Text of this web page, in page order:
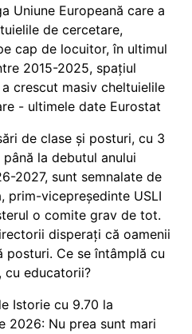
Uniune Europeană care a
de cercetare,
cap de locuitor, în ultimul
2015-2025, spațiul
crescut masiv cheltuielile
- ultimele date Eurostat
de clase și posturi, cu 3
până la debutul anului
2027, sunt semnalate de
prim-vicepreședinte USLI
o comite grav de tot.
disperați că oamenii
posturi. Ce se întâmplă cu
cu educatorii?
Istorie cu 9.70 la
2026: Nu prea sunt mari